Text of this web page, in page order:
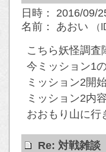
日時： 2016/09/
名前： あおい
（
こちら妖怪調査
今ミッション1
ミッション2開
ミッション2内容
おおもり山に行
Re: 対戦雑